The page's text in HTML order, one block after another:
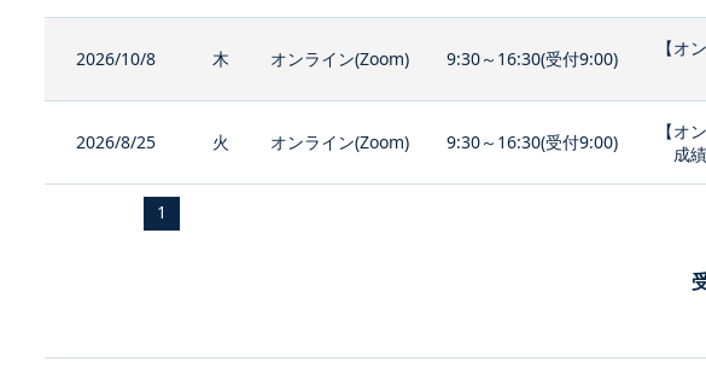
2026/10/8 木 オンライン(Zoom) 9:30～16:30(受付9:00)
【オ
2026/8/25 火 オンライン(Zoom) 9:30～16:30(受付9:00)
【オ
成
1